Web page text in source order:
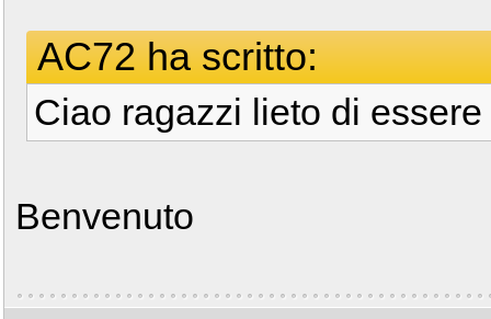
AC72 ha scritto:
Ciao ragazzi lieto di
Benvenuto